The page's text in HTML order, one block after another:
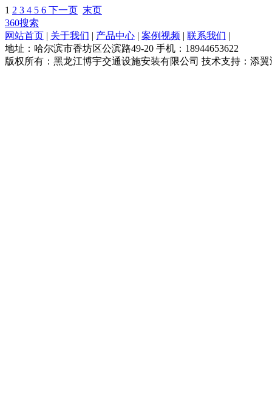
1 2 3 4 5 6 下一页 末页
360搜索
网站首页 | 关于我们 | 产品中心 | 案例视频 | 联系我们 |
地址：哈尔滨市香坊区公滨路49-20 手机：18944653622
版权所有：黑龙江博宇交通设施安装有限公司 技术支持：添